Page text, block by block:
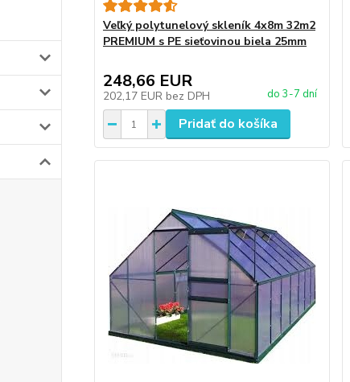
Veľký polytunelový skleník 4x8m 32m2
PREMIUM s PE sieťovinou biela 25mm
248,66 EUR
202,17 EUR bez DPH do 3-7 dní
Pridať do košíka